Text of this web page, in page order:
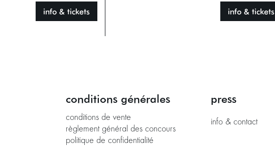
info & tickets info & tickets
conditions générales
conditions de vente
règlement général des concours
politique de confidentialité
press
info & contact